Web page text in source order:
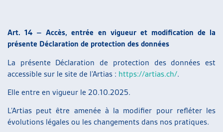
Art. 14 – Accès, entrée en vigueur et modification de la
présente Déclaration de protection des données
La présente Déclaration de protection des données est
accessible sur le site de l’Artias : https://artias.ch/.
Elle entre en vigueur le 20.10.2025.
L’Artias peut être amenée à la modifier pour refléter les
évolutions légales ou les changements dans nos pratiques.